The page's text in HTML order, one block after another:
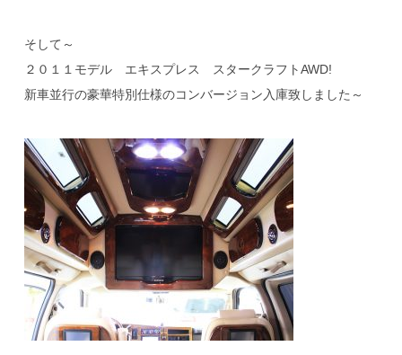
そして～
２０１１モデル エキスプレス スタークラフトAWD!
新車並行の豪華特別仕様のコンバージョン入庫致しました～